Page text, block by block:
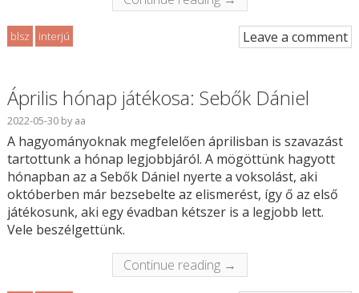
blsz interjú Leave a comment
Április hónap játékosa: Sebők Dániel
2022-05-30byaa
A hagyományoknak megfelelően áprilisban is szavazást
tartottunk a hónap legjobbjáról. A mögöttünk hagyott
hónapban az a Sebők Dániel nyerte a voksolást, aki
októberben már bezsebelte az elismerést, így ő az első
játékosunk, aki egy évadban kétszer is a legjobb lett.
Vele beszélgettünk.
Continue reading →